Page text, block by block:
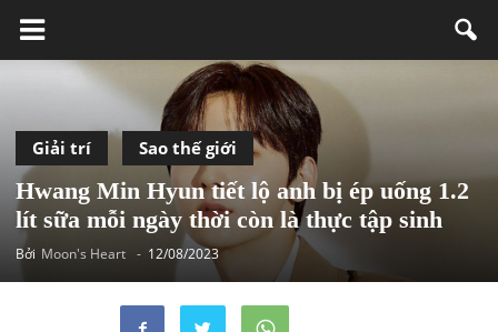
Giải trí Sao thế giới
Hwang Min Hyun tiết lộ anh bị ép uống 1.2
lít sữa mỗi ngày thời còn là thực tập sinh
Bởi Moon's Heart - 12/08/2023